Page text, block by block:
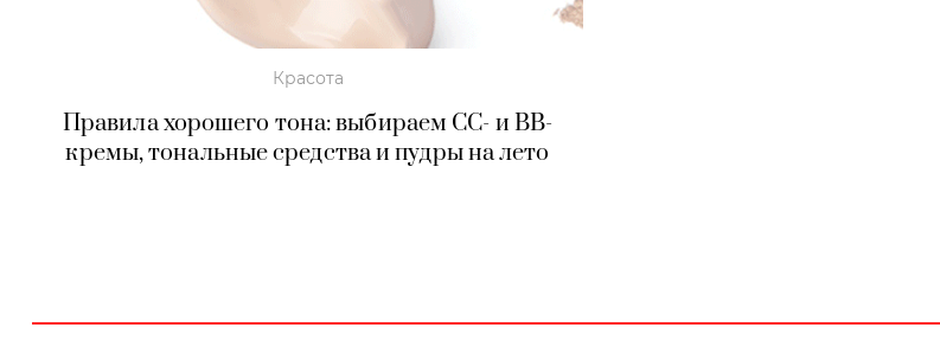
Красота
Правила хорошего тона: выбираем СС- и BB-
кремы, тональные средства и пудры на лето